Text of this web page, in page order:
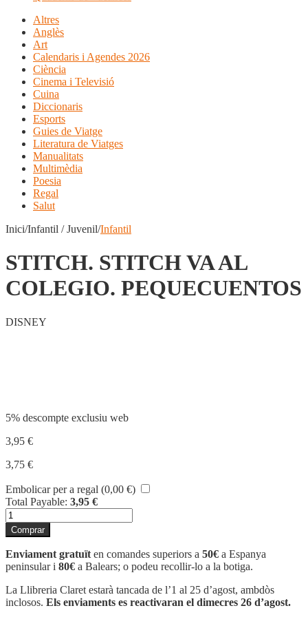
Altres
Anglès
Art
Calendaris i Agendes 2026
Ciència
Cinema i Televisió
Cuina
Diccionaris
Esports
Guies de Viatge
Literatura de Viatges
Manualitats
Multimèdia
Poesia
Regal
Salut
Inici/Infantil / Juvenil/Infantil
STITCH. STITCH VA AL
COLEGIO. PEQUECUENTOS
DISNEY
5% descompte exclusiu web
3,95 €
3,75 €
Embolicar per a regal (0,00 €)
Total Payable: 3,95 €
quantitat
de
STITCH.
STITCH
VA
AL
COLEGIO.
PEQUECUENTOS
Comprar
Enviament gratuït en comandes superiors a 50€ a Espanya
peninsular i 80€ a Balears; o podeu recollir-lo a la botiga.
La Llibreria Claret estarà tancada de l’1 al 25 d’agost, ambdòs
inclosos. Els enviaments es reactivaran el dimecres 26 d’agost.